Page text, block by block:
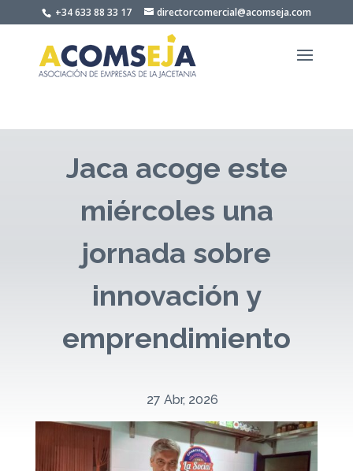
to
+34 633 88 33 17 directorcomercial@acomseja.com
Jaca acoge este
miércoles una
jornada sobre
innovación y
emprendimiento
27 Abr, 2026